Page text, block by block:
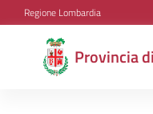
Vai al contenuto
Vai alla navigazione
Vai al footer
Regione Lombardia
Provincia
Provincia
di